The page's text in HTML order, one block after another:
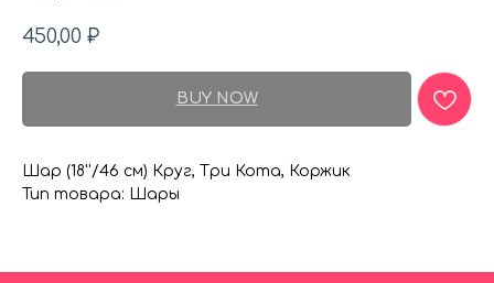
450,00 ₽
BUY NOW
Шар (18''/46 см) Круг, Три Кота, Коржик
Тип товара: Шары